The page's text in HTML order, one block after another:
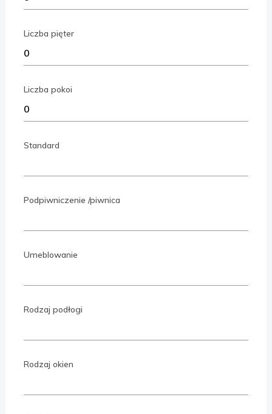
Liczba pięter
Liczba pokoi
Standard
Podpiwniczenie /piwnica
Umeblowanie
Rodzaj podłogi
Rodzaj okien